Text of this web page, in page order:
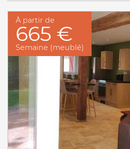
À partir de
665 €
Semaine (meublé)